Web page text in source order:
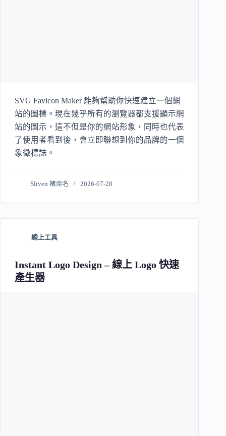
SVG Favicon Maker 能夠幫助你快速建立一個網
站的圖標。現在幾乎所有的瀏覽器都支援顯示網
站的圖示，這不但是你的網站形象，同時也代表
了使用者看到後，會立即聯想到你的品牌的一個
象徵標誌。
Sliven 褚崇名 2026-07-28
線上工具
Instant Logo Design – 線上 Logo 快速
產生器